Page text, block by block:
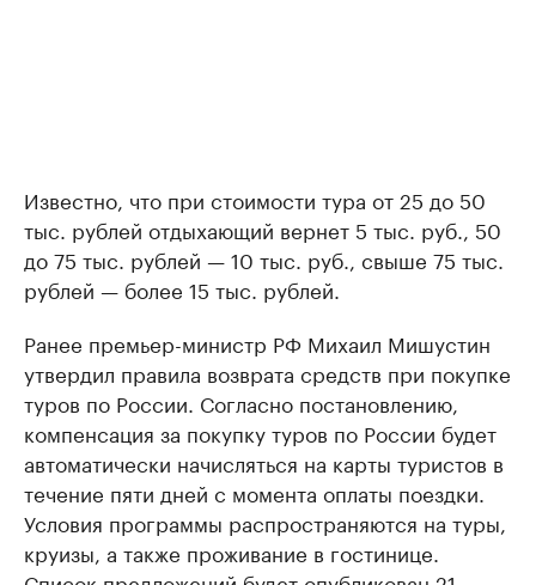
Известно, что при стоимости тура от 25 до 50
тыс. рублей отдыхающий вернет 5 тыс. руб., 50
до 75 тыс. рублей — 10 тыс. руб., свыше 75 тыс.
рублей — более 15 тыс. рублей.
Ранее премьер-министр РФ Михаил Мишустин
утвердил правила возврата средств при покупке
туров по России. Согласно постановлению,
компенсация за покупку туров по России будет
автоматически начисляться на карты туристов в
течение пяти дней с момента оплаты поездки.
Условия программы распространяются на туры,
круизы, а также проживание в гостинице.